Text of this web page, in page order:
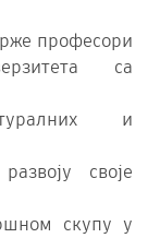
професори
са
и
своје
скупу у